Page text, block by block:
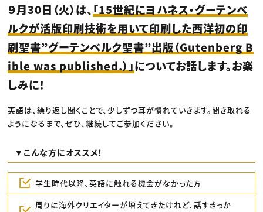
９月30日（火）は、 「15世紀にヨハネス・グーテンベ
ルクが活版印刷技術を用いて印刷した西洋初の印
刷聖書”グーテンベルク聖書”出版（Gutenberg B
ible was published.）」についてお話します。お楽
しみに！
英語は、繰り返し聞くことで、少しずつ耳が慣れていきます。聞き取れる
ようになるまで、ぜひ、継続してご参加ください。
▼こんな方にオススメ！
学生時代以降、英語に触れる機会がなかった方
周りに海外クリエイターが増えてきたけれど、話すきっか